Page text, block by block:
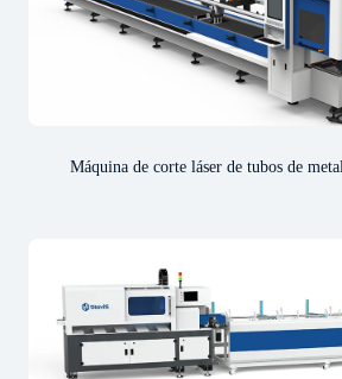
Máquina de corte láser de tubos de